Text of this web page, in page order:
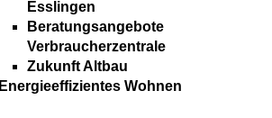
Esslingen
Beratungsangebote
Verbraucherzentrale
Zukunft Altbau
Energieeffizientes Wohnen